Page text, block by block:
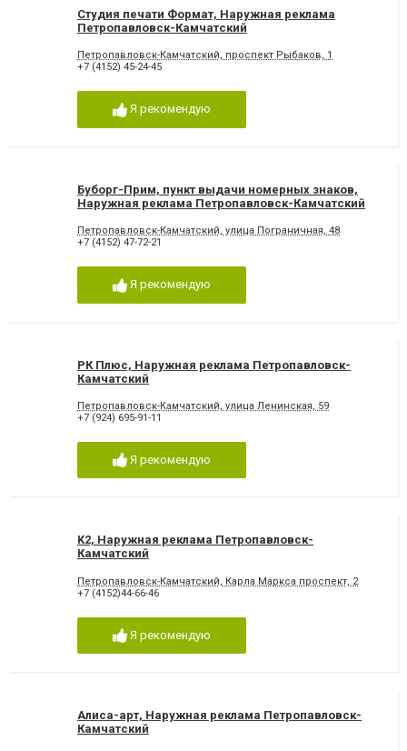
Студия печати Формат, Наружная реклама
Петропавловск-Камчатский
Петропавловск-Камчатский, проспект Рыбаков, 1
+7 (4152) 45-24-45
Я рекомендую
Буборг-Прим, пункт выдачи номерных знаков,
Наружная реклама Петропавловск-Камчатский
Петропавловск-Камчатский, улица Пограничная, 48
+7 (4152) 47-72-21
Я рекомендую
РК Плюс, Наружная реклама Петропавловск-
Камчатский
Петропавловск-Камчатский, улица Ленинская, 59
+7 (924) 695-91-11
Я рекомендую
K2, Наружная реклама Петропавловск-
Камчатский
Петропавловск-Камчатский, Карла Маркса проспект, 2
+7 (4152)44-66-46
Я рекомендую
Алиса-арт, Наружная реклама Петропавловск-
Камчатский